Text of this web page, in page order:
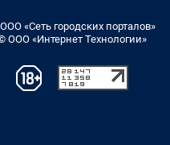
«Сеть городских порталов»
ООО «Интернет Технологии»